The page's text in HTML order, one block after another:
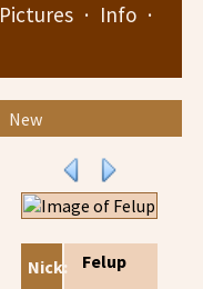
Pictures · Info ·
New
Nick: Felup